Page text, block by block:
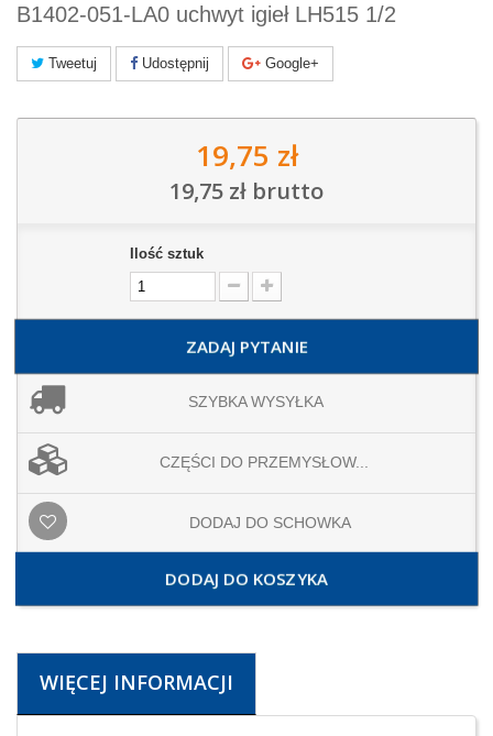
B1402-051-LA0 uchwyt igieł LH515 1/2
Tweetuj Udostępnij Google+
19,75 zł
19,75 zł brutto
Ilość sztuk
ZADAJ PYTANIE
SZYBKA WYSYŁKA
CZĘŚCI DO PRZEMYSŁOW...
DODAJ DO SCHOWKA
DODAJ DO KOSZYKA
WIĘCEJ INFORMACJI